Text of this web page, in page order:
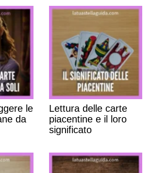
le
da
Lettura delle carte
piacentine e il loro
significato